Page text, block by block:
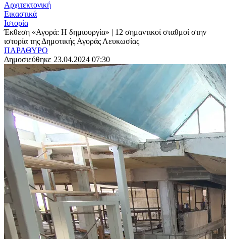
Αρχιτεκτονική
Εικαστικά
Ιστορία
Έκθεση «Αγορά: Η δημιουργία» | 12 σημαντικοί σταθμοί στην
ιστορία της Δημοτικής Αγοράς Λευκωσίας
ΠΑΡΑΘΥΡΟ
Δημοσιεύθηκε 23.04.2024 07:30